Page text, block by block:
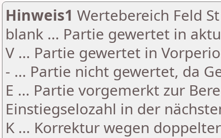
Hinweis1 Wertebereich Feld
blank ... Partie gewertet in
V ... Partie gewertet in
- ... Partie nicht gewertet, da
E ... Partie vorgemerkt zur
Einstiegselozahl in der
K ... Korrektur wegen